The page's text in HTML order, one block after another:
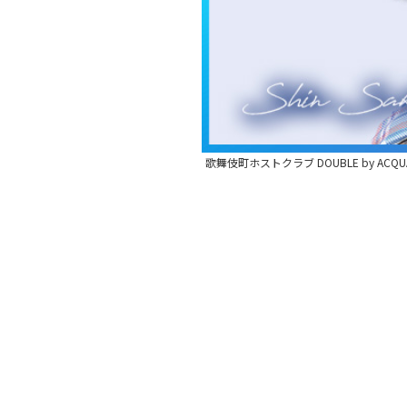
歌舞伎町ホストクラブ DOUBLE by